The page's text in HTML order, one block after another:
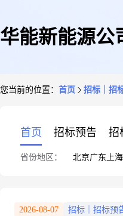
华能新能源公
您当前的位置： 首页 招标｜招
首页 招标预告 招
省份地区： 北京广东 上海
2026-08-07 招标｜招标预